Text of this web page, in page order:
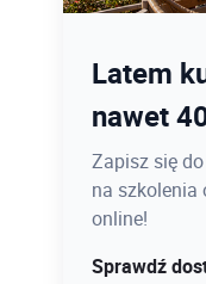
Ostatnie
Bird
12.08 o
PROCAD
najlepszej
Sprawdź
Latem
nawet
Zapisz się
na szkolenia
online!
Sprawdź
Szkolenia
Urządzenia i serwis